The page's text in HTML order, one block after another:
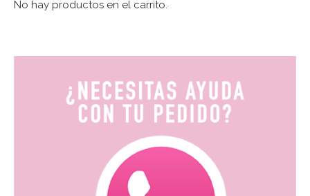
No hay productos en el carrito.